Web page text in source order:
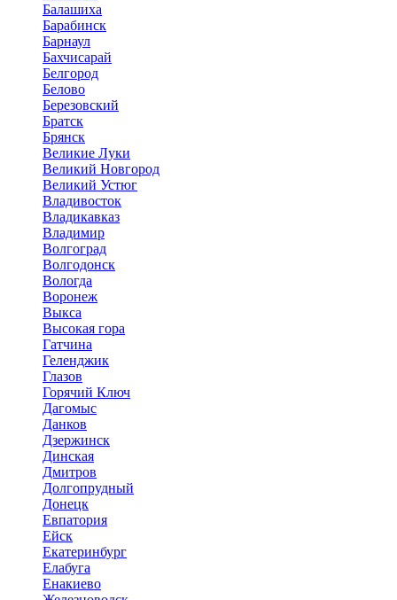
Балашиха
Барабинск
Барнаул
Бахчисарай
Белгород
Белово
Березовский
Братск
Брянск
Великие Луки
Великий Новгород
Великий Устюг
Владивосток
Владикавказ
Владимир
Волгоград
Волгодонск
Вологда
Воронеж
Выкса
Высокая гора
Гатчина
Геленджик
Глазов
Горячий Ключ
Дагомыс
Данков
Дзержинск
Динская
Дмитров
Долгопрудный
Донецк
Евпатория
Ейск
Екатеринбург
Елабуга
Енакиево